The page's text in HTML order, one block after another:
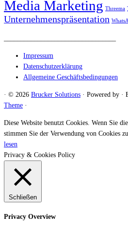
Media Marketing Threema
Unternehmenspräsentation
Impressum
Datenschutzerklärung
Allgemeine Geschäftsbedingungen
· © 2026 Brucker Solutions · Powered by ·
Theme ·
Diese Website benutzt Cookies. Wenn Sie
stimmen Sie der Verwendung von Cookies
lesen
Privacy & Cookies Policy
Schließen
Privacy Overview